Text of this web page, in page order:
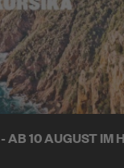
AB 10 AUGUST IM